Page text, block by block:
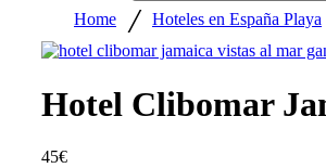
Home / Hoteles en España Playa
Hotel Clibomar
45€